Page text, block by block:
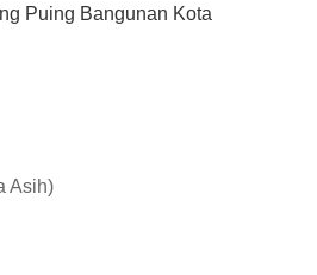
Puing Bangunan Kota
Asih)